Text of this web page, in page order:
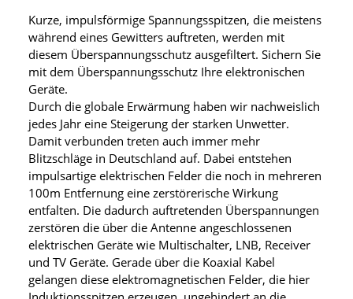
Kurze, impulsförmige Spannungsspitzen, die meistens
während eines Gewitters auftreten, werden mit
diesem Überspannungsschutz ausgefiltert. Sichern Sie
mit dem Überspannungsschutz Ihre elektronischen
Geräte.
Durch die globale Erwärmung haben wir nachweislich
jedes Jahr eine Steigerung der starken Unwetter.
Damit verbunden treten auch immer mehr
Blitzschläge in Deutschland auf. Dabei entstehen
impulsartige elektrischen Felder die noch in mehreren
100m Entfernung eine zerstörerische Wirkung
entfalten. Die dadurch auftretenden Überspannungen
zerstören die über die Antenne angeschlossenen
elektrischen Geräte wie Multischalter, LNB, Receiver
und TV Geräte. Gerade über die Koaxial Kabel
gelangen diese elektromagnetischen Felder, die hier